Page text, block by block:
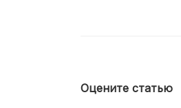
Оцените статью